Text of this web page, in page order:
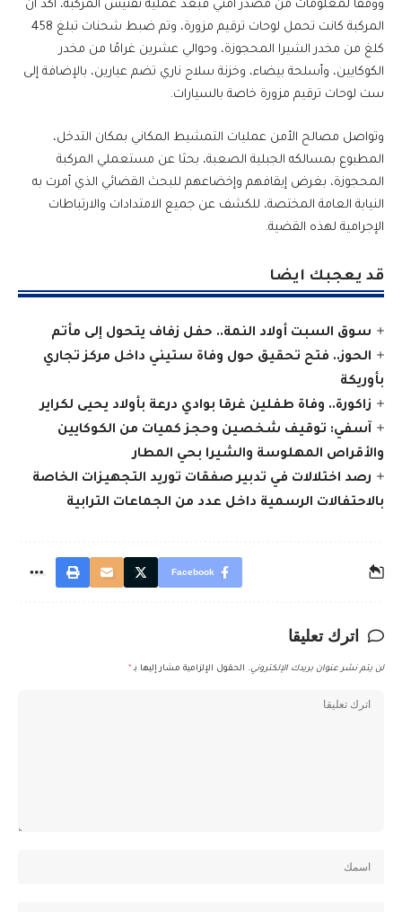
ووفقا لمعلومات من مصدر أمني فبعد عملية تفتيش المركبة، أكد أن
المركبة كانت تحمل لوحات ترقيم مزورة، وتم ضبط شحنات تبلغ 458
كلغ من مخدر الشيرا المحجوزة، وحوالي عشرين غرامًا من مخدر
الكوكايين، وأسلحة بيضاء، وخزنة سلاح ناري تضم عيارين، بالإضافة إلى
ست لوحات ترقيم مزورة خاصة بالسيارات.
وتواصل مصالح الأمن عمليات التمشيط المكاني بمكان التدخل،
المطبوع بمسالكه الجبلية الصعبة، بحثا عن مستعملي المركبة
المحجوزة، بغرض إيقافهم وإخضاعهم للبحث القضائي الذي أمرت به
النيابة العامة المختصة، للكشف عن جميع الامتدادات والارتباطات
الإجرامية لهذه القضية.
قد يعجبك ايضا
سوق السبت أولاد النمة.. حفل زفاف يتحول إلى مأتم
الحوز.. فتح تحقيق حول وفاة ستيني داخل مركز تجاري
بأوريكة
زاكورة.. وفاة طفلين غرقا بوادي درعة بأولاد يحيى لكراير
آسفي: توقيف شخصين وحجز كميات من الكوكايين
والأقراص المهلوسة والشيرا بحي المطار
رصد اختلالات في تدبير صفقات توريد التجهيزات الخاصة
بالاحتفالات الرسمية داخل عدد من الجماعات الترابية
Facebook
اترك تعليقا
لن يتم نشر عنوان بريدك الإلكتروني. الحقول الإلزامية مشار إليها بـ *